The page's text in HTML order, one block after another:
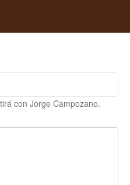
con Jorge Campozano.